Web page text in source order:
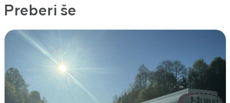
Preberi še